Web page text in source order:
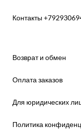
Контакты
Возврат и обмен
Оплата заказов
Для юридических
Политика